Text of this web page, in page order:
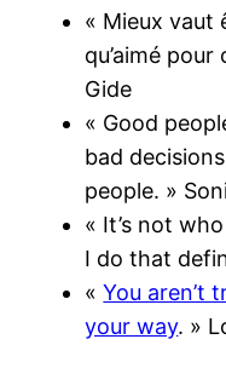
« Mieux vaut
qu’aimé pour
Gide
« Good
bad
people. »
« It’s not
I do that
«You aren’t
your way. »